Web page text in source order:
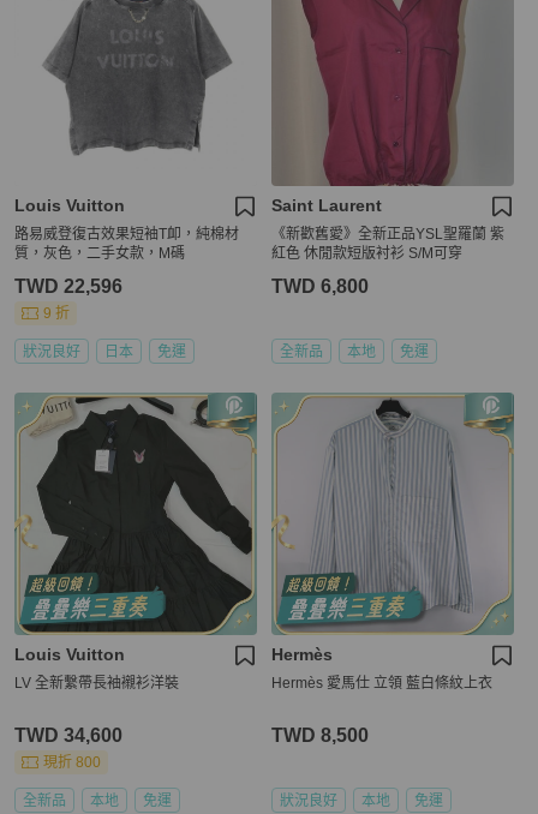
Louis Vuitton
路易威登復古效果短袖T卹，純棉材
質，灰色，二手女款，M碼
TWD 22,596
9 折
狀況良好 日本 免運
Saint Laurent
《新歡舊愛》全新正品YSL聖羅蘭 紫
紅色 休閒款短版衬衫 S/M可穿
TWD 6,800
全新品 本地 免運
Louis Vuitton
LV 全新繫帶長袖襯衫洋裝
TWD 34,600
現折 800
全新品 本地 免運
Hermès
Hermès 愛馬仕 立領 藍白條紋上衣
TWD 8,500
狀況良好 本地 免運